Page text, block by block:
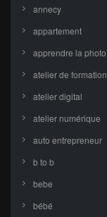
annecy
appartement
apprendre la photo
atelier de formation
atelier digital
atelier numérique
auto entrepreneur
b to b
bebe
bébé